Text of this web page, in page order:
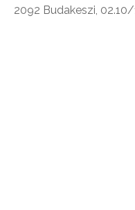
2092 Budakeszi, 02.10/